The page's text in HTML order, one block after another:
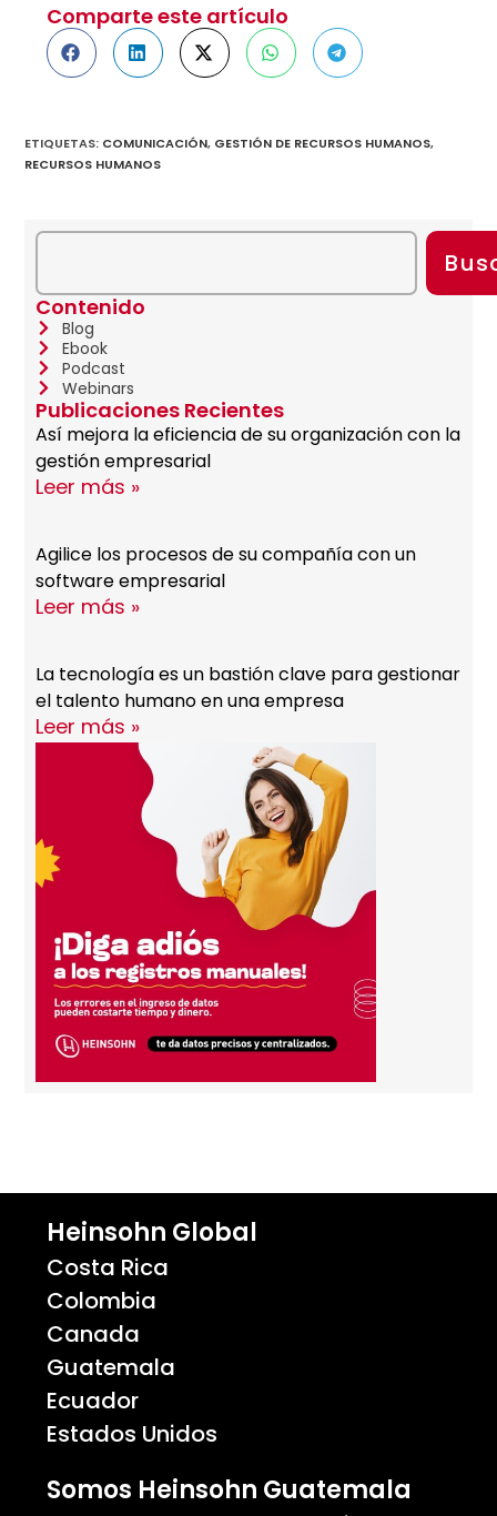
Comparte este artículo
ETIQUETAS: COMUNICACIÓN, GESTIÓN DE RECURSOS HUMANOS,
RECURSOS HUMANOS
Contenido
Blog
Ebook
Podcast
Webinars
Publicaciones Recientes
Así mejora la eficiencia de su organización con la
gestión empresarial
Leer más »
Agilice los procesos de su compañía con un
software empresarial
Leer más »
La tecnología es un bastión clave para gestionar
el talento humano en una empresa
Leer más »
Heinsohn Global
Costa Rica
Colombia
Canada
Guatemala
Ecuador
Estados Unidos
Somos Heinsohn Guatemala